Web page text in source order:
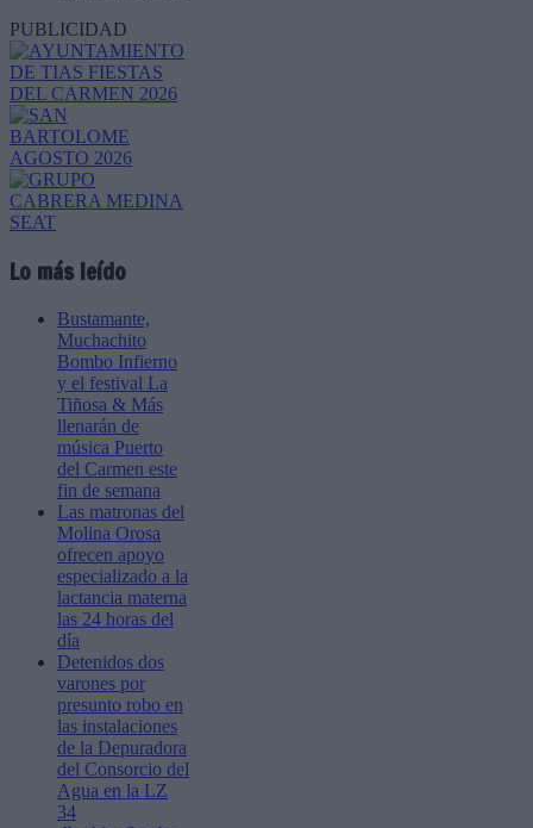
PUBLICIDAD
Lo más leído
Bustamante,
Muchachito
Bombo Infierno
y el festival La
Tiñosa & Más
llenarán de
música Puerto
del Carmen este
fin de semana
Las matronas del
Molina Orosa
ofrecen apoyo
especializado a la
lactancia materna
las 24 horas del
día
Detenidos dos
varones por
presunto robo en
las instalaciones
de la Depuradora
del Consorcio del
Agua en la LZ
34